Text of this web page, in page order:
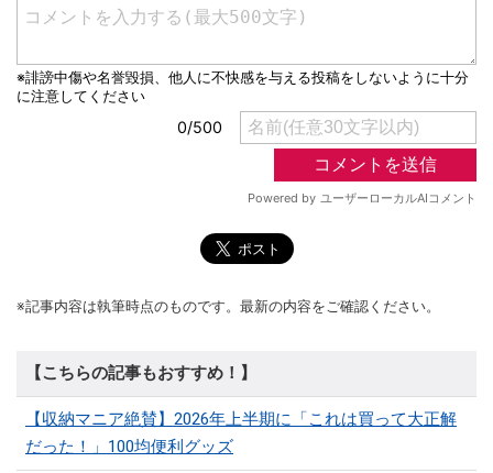
※記事内容は執筆時点のものです。最新の内容をご確認ください。
【こちらの記事もおすすめ！】
【収納マニア絶賛】2026年上半期に「これは買って大正解
だった！」100均便利グッズ